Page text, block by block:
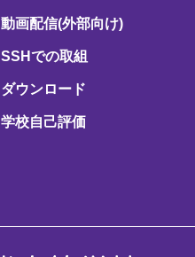
動画配信(外部向け)
SSHでの取組
ダウンロード
学校自己評価